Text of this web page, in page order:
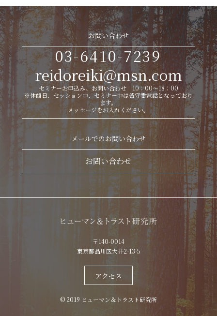
お問い合わせ
03-6410-7239
reidoreiki@msn.com
セミナーお申込み、お問い合わせ 10：00～18：00
※休館日、セッション中、セミナー中は留守番電話となっており
ます。
メッセージをお入れください。
メールでのお問い合わせ
お問い合わせ
〒140-0014
東京都品川区大井2-13-5
アクセス
© 2019 ヒューマン＆トラスト研究所